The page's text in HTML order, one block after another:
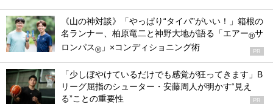
《山の神対談》「やっぱり“タイパ”がいい！」箱根の
名ランナー、柏原竜二と神野大地が語る「エアー®サ
ロンパス® 」×コンディショニング術 PR
「少しぼやけているだけでも感覚が狂ってきます」B
リーグ屈指のシューター・安藤周人が明かす“見え
る”ことの重要性
PR